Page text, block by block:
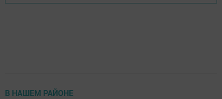
В НАШЕМ РАЙОНЕ